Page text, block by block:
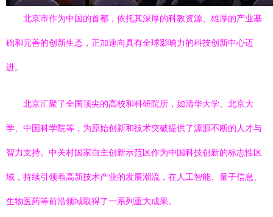
北京市作为中国的首都，依托其深厚的科教资源、雄厚的产业基
础和完善的创新生态，正加速向具有全球影响力的科技创新中心迈
进。
北京汇聚了全国顶尖的高校和科研院所，如清华大学、北京大
学、中国科学院等，为原始创新和技术突破提供了源源不断的人才与
智力支持。中关村国家自主创新示范区作为中国科技创新的标志性区
域，持续引领着高新技术产业的发展潮流，在人工智能、量子信息、
生物医药等前沿领域取得了一系列重大成果。